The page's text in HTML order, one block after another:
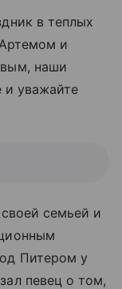
в теплых
и
наши
и уважайте
семьей и
Питером у
певец о том,